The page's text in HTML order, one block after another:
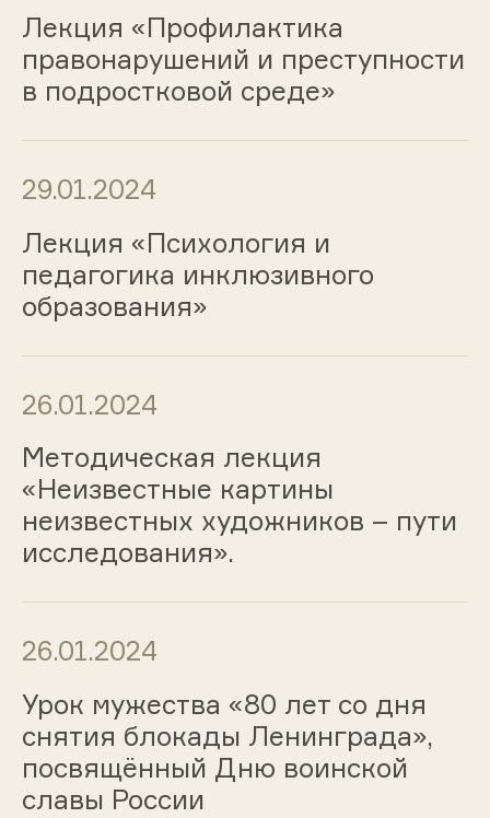
Лекция «Профилактика
правонарушений и преступности
в подростковой среде»
29.01.2024
Лекция «Психология и
педагогика инклюзивного
образования»
26.01.2024
Методическая лекция
«Неизвестные картины
неизвестных художников – пути
исследования».
26.01.2024
Урок мужества «80 лет со дня
снятия блокады Ленинграда»,
посвящённый Дню воинской
славы России